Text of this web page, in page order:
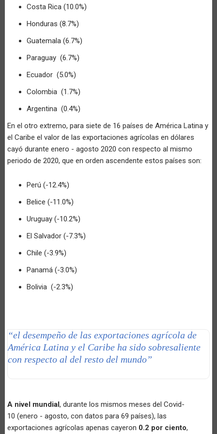
Costa Rica (10.0%)
Honduras (8.7%)
Guatemala (6.7%)
Paraguay (6.7%)
Ecuador (5.0%)
Colombia (1.7%)
Argentina (0.4%)
En el otro extremo, para siete de 16 países de América Latina y
el Caribe el valor de las exportaciones agrícolas en dólares
cayó durante enero - agosto 2020 con respecto al mismo
periodo de 2020, que en orden ascendente estos países son:
Perú (-12.4%)
Belice (-11.0%)
Uruguay (-10.2%)
El Salvador (-7.3%)
Chile (-3.9%)
Panamá (-3.0%)
Bolivia (-2.3%)
“el desempeño de las exportaciones agrícola de
América Latina y el Caribe ha sido sobresaliente
con respecto al del resto del mundo”
A nivel mundial, durante los mismos meses del Covid-
10 (enero - agosto, con datos para 69 países), las
exportaciones agrícolas apenas cayeron 0.2 por ciento,